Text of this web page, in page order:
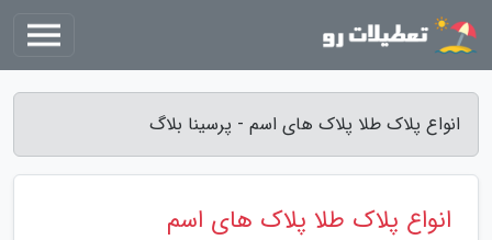
انواع پلاک طلا پلاک های اسم - پرسینا بلاگ
انواع پلاک طلا پلاک های اسم